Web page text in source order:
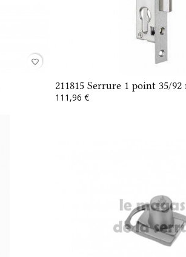
favorite_border
211815 Serrure 1 point 35/92
111,96 €